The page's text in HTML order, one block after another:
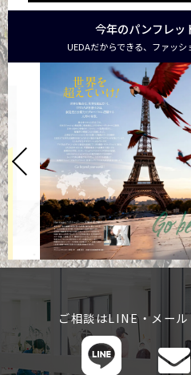
今年のパンフレッ
UEDAだからできる、ファッシ
ご相談はLINE・メール